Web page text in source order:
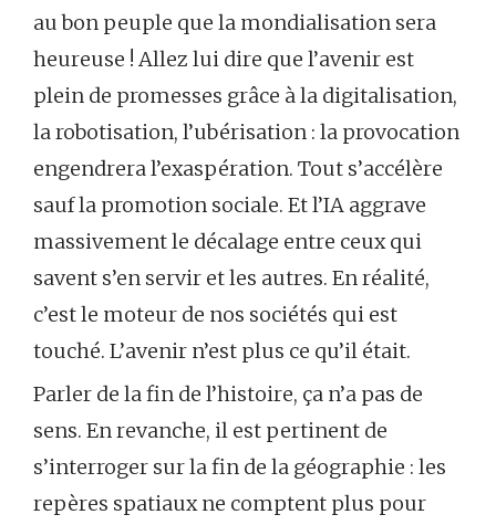
au bon peuple que la mondialisation sera
heureuse ! Allez lui dire que l’avenir est
plein de promesses grâce à la digitalisation,
la robotisation, l’ubérisation : la provocation
engendrera l’exaspération. Tout s’accélère
sauf la promotion sociale. Et l’IA aggrave
massivement le décalage entre ceux qui
savent s’en servir et les autres. En réalité,
c’est le moteur de nos sociétés qui est
touché. L’avenir n’est plus ce qu’il était.
Parler de la fin de l’histoire, ça n’a pas de
sens. En revanche, il est pertinent de
s’interroger sur la fin de la géographie : les
repères spatiaux ne comptent plus pour